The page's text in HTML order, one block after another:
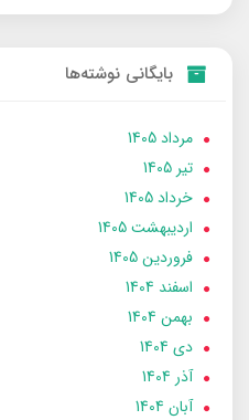
بایگانی نوشته‌ها
مرداد 1405
تير 1405
خرداد 1405
ارديبهشت 1405
فروردین 1405
اسفند 1404
بهمن 1404
دی 1404
آذر 1404
آبان 1404